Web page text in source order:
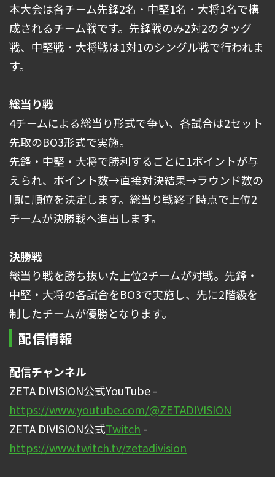
本大会は各チーム先鋒2名・中堅1名・大将1名で構
成されるチーム戦です。先鋒戦のみ2対2のタッグ
戦、中堅戦・大将戦は1対1のシングル戦で行われま
す。
総当り戦
4チームによる総当り形式で争い、各試合は2セット
先取のBO3形式で実施。
先鋒・中堅・大将で勝利するごとに1ポイントが与
えられ、ポイント数→直接対決結果→ラウンド数の
順に順位を決定します。総当り戦終了時点で上位2
チームが決勝戦へ進出します。
決勝戦
総当り戦を勝ち抜いた上位2チームが対戦。先鋒・
中堅・大将の各試合をBO3で実施し、先に2階級を
制したチームが優勝となります。
配信情報
配信チャンネル
ZETA DIVISION公式YouTube -
https://www.youtube.com/@ZETADIVISION
ZETA DIVISION公式Twitch -
https://www.twitch.tv/zetadivision